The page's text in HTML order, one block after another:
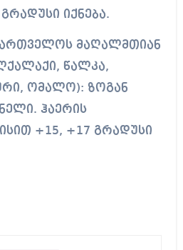
იქნება.
მაღალმთიან
წალკა,
ომალო): ზოგან
ჰაერის
+15, +17 გრადუსი